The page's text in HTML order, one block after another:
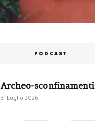
PODCAST
Archeo-sconfinamenti
31 Luglio 2026